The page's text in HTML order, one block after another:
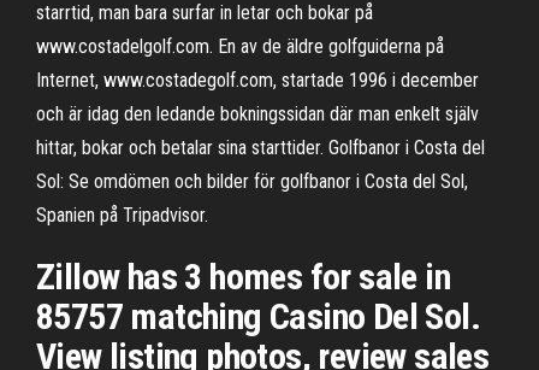
starrtid, man bara surfar in letar och bokar på
www.costadelgolf.com. En av de äldre golfguiderna på
Internet, www.costadegolf.com, startade 1996 i december
och är idag den ledande bokningssidan där man enkelt själv
hittar, bokar och betalar sina starttider. Golfbanor i Costa del
Sol: Se omdömen och bilder för golfbanor i Costa del Sol,
Spanien på Tripadvisor.
Zillow has 3 homes for sale in
85757 matching Casino Del Sol.
View listing photos, review sales